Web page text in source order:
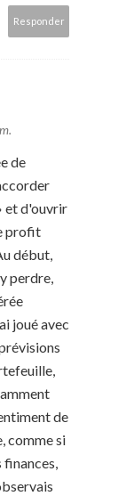
Responder
de
et d'ouvrir
profit
début,
perdre,
joué avec
de
comme si
finances,